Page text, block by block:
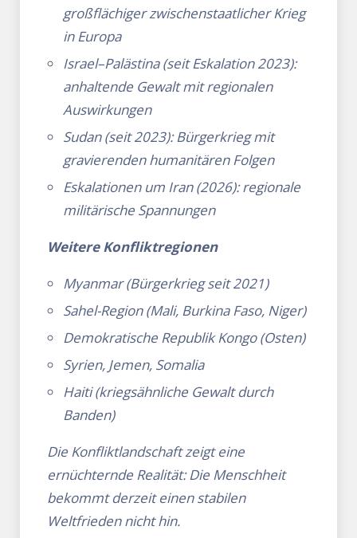
großflächiger zwischenstaatlicher Krieg
in Europa
Israel–Palästina (seit Eskalation 2023):
anhaltende Gewalt mit regionalen
Auswirkungen
Sudan (seit 2023): Bürgerkrieg mit
gravierenden humanitären Folgen
Eskalationen um Iran (2026): regionale
militärische Spannungen
Weitere Konfliktregionen
Myanmar (Bürgerkrieg seit 2021)
Sahel-Region (Mali, Burkina Faso, Niger)
Demokratische Republik Kongo (Osten)
Syrien, Jemen, Somalia
Haiti (kriegsähnliche Gewalt durch
Banden)
Die Konfliktlandschaft zeigt eine
ernüchternde Realität: Die Menschheit
bekommt derzeit einen stabilen
Weltfrieden nicht hin.